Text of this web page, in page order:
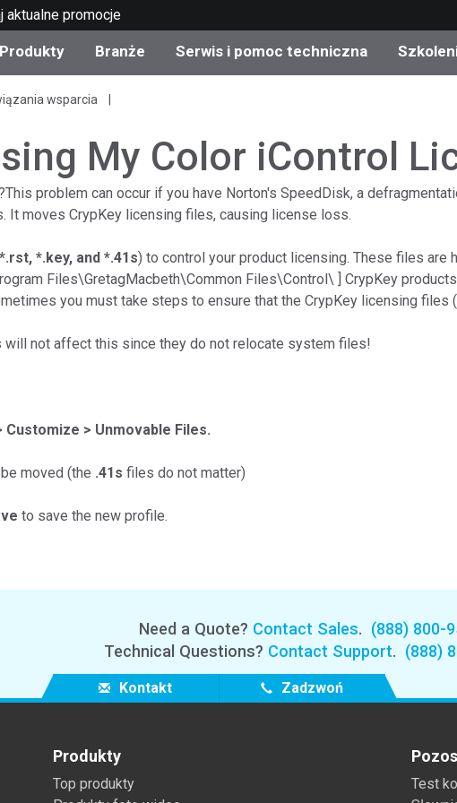
aktualne promocje
Produkty
produktów
aktualizacje
Aktualne promocje
Sklep internetowy
Branże
i powłoki
Produkty konsumenckie
Food Color Measurement
Nauki przyrodnicze
Serwis i pomoc techniczna
i utrzymanie
Najpopularniejsze pliki do
Inne zasoby
wsparcia
My Color iControl
problem can occur if you have Norton's SpeedDisk, a
It moves CrypKey licensing files, causing license loss.
*.key, and *.41s) to control your product licensing. These files
Files\GretagMacbeth\Common Files\Control\ ] CrypKey
you must take steps to ensure that the CrypKey licensing
not affect this since they do not relocate system files!
Customize > Unmovable Files.
moved (the .41s files do not matter)
to save the new profile.
Need a Quote? Contact Sales. (888) 800-
Technical Questions? Contact Support. (888)
Kontakt Zadzwoń
Produkty
Top produkty
Test